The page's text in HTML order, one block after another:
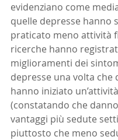
evidenziano come
quelle depresse hanno
praticato meno attività
ricerche hanno
miglioramenti dei
depresse una volta che
hanno iniziato
(constatando che
vantaggi più sedute
piuttosto che meno